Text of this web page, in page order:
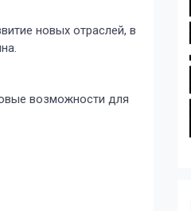
новых отраслей, в
возможности для